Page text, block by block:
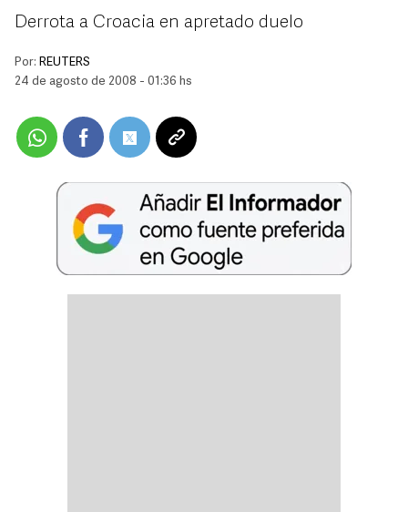
Derrota a Croacia en apretado duelo
Por: REUTERS
24 de agosto de 2008 - 01:36 hs